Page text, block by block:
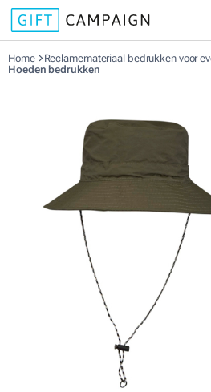
Home
Reclamemateriaal bedrukken voor
Hoeden bedrukken